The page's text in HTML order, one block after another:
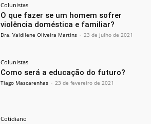
Colunistas
O que fazer se um homem sofrer
violência doméstica e familiar?
Dra. Valdilene Oliveira Martins - 23 de julho de 2021
Colunistas
Como será a educação do futuro?
Tiago Mascarenhas - 23 de fevereiro de 2021
Cotidiano